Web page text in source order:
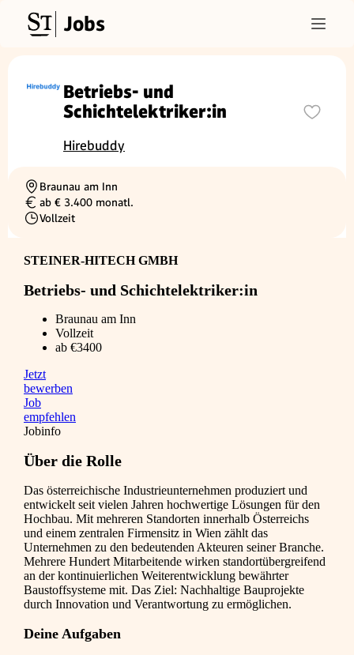
Jobs
Betriebs- und
Schichtelektriker:in
Hirebuddy
Ortschaft
Braunau am Inn
Gehalt
ab € 3.400 monatl.
Beschäftigungsart
Vollzeit
STEINER-HITECH GMBH
Betriebs- und Schichtelektriker:in
Braunau am Inn
Vollzeit
ab €3400
Jetzt
bewerben
Job
empfehlen
Jobinfo
Über die Rolle
Das österreichische Industrieunternehmen produziert und
entwickelt seit vielen Jahren hochwertige Lösungen für den
Hochbau. Mit mehreren Standorten innerhalb Österreichs
und einem zentralen Firmensitz in Wien zählt das
Unternehmen zu den bedeutenden Akteuren seiner Branche.
Mehrere Hundert Mitarbeitende wirken standortübergreifend
an der kontinuierlichen Weiterentwicklung bewährter
Baustoffsysteme mit. Das Ziel: Nachhaltige Bauprojekte
durch Innovation und Verantwortung zu ermöglichen.
Deine Aufgaben